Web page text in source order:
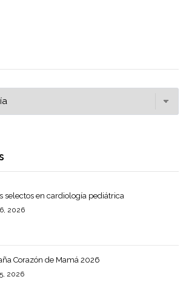
selectos en cardiología pediátrica
2026
Corazón de Mamá 2026
2026